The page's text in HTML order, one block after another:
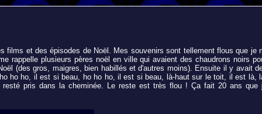
films et des épisodes de Noël. Mes souvenirs sont tellement flous que je
rappelle plusieurs pères noël en ville qui avaient des chaudrons noirs
(des gros, maigres, bien habillés et d'autres moins). Ensuite il y avait
ho ho, il est si beau, ho ho ho, il est si beau, là-haut sur le toit, il est là,
pris dans la cheminée. Le reste est très flou ! Ça fait 20 ans que